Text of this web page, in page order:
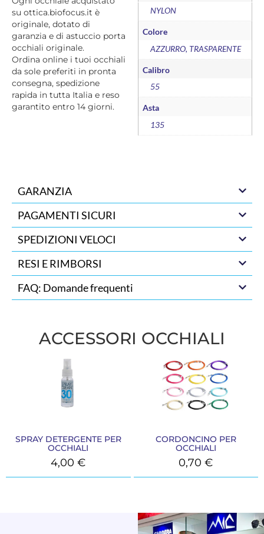
su ottica.biofocus.it è
originale, dotato di
garanzia e di astuccio porta
occhiali originale.
Ordina online i tuoi occhiali
da sole preferiti in pronta
consegna, spedizione
rapida in tutta Italia e reso
garantito entro 14 giorni.
NYLON
Colore
AZZURRO, TRASPARENTE
Calibro
55
Asta
135
GARANZIA
PAGAMENTI SICURI
SPEDIZIONI VELOCI
RESI E RIMBORSI
FAQ: Domande frequenti
ACCESSORI OCCHIALI
SPRAY DETERGENTE PER
OCCHIALI
4,00€
CORDONCINO PER
OCCHIALI
0,70€